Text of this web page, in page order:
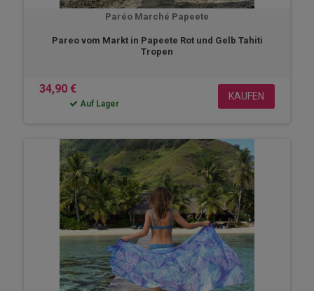
Paréo Marché Papeete
Pareo vom Markt in Papeete Rot und Gelb Tahiti
Tropen
34,90 €
Auf Lager
KAUFEN